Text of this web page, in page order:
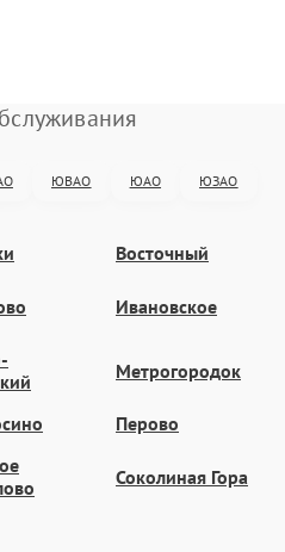
ЮВАО ЮАО ЮЗАО
Восточный
Ивановское
Метрогородок
Перово
Соколиная Гора